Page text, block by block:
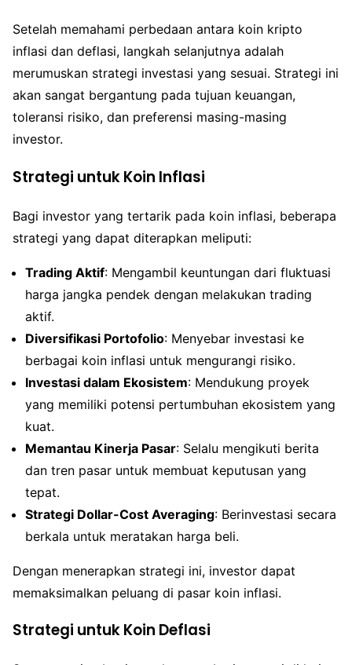
Setelah memahami perbedaan antara koin kripto
inflasi dan deflasi, langkah selanjutnya adalah
merumuskan strategi investasi yang sesuai. Strategi ini
akan sangat bergantung pada tujuan keuangan,
toleransi risiko, dan preferensi masing-masing
investor.
Strategi untuk Koin Inflasi
Bagi investor yang tertarik pada koin inflasi, beberapa
strategi yang dapat diterapkan meliputi:
Trading Aktif: Mengambil keuntungan dari fluktuasi
harga jangka pendek dengan melakukan trading
aktif.
Diversifikasi Portofolio: Menyebar investasi ke
berbagai koin inflasi untuk mengurangi risiko.
Investasi dalam Ekosistem: Mendukung proyek
yang memiliki potensi pertumbuhan ekosistem yang
kuat.
Memantau Kinerja Pasar: Selalu mengikuti berita
dan tren pasar untuk membuat keputusan yang
tepat.
Strategi Dollar-Cost Averaging: Berinvestasi secara
berkala untuk meratakan harga beli.
Dengan menerapkan strategi ini, investor dapat
memaksimalkan peluang di pasar koin inflasi.
Strategi untuk Koin Deflasi